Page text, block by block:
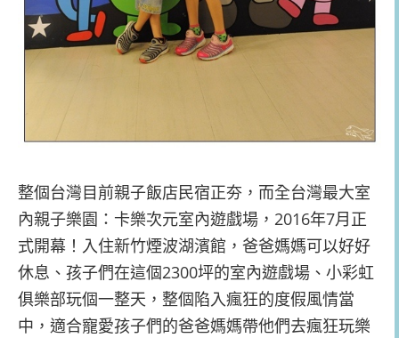
整個台灣目前親子飯店民宿正夯，而全台灣最大室
內親子樂園：卡樂次元室內遊戲場，2016年7月正
式開幕！入住新竹煙波湖濱館，爸爸媽媽可以好好
休息、孩子們在這個2300坪的室內遊戲場、小彩虹
俱樂部玩個一整天，整個陷入瘋狂的度假風情當
中，適合寵愛孩子們的爸爸媽媽帶他們去瘋狂玩樂